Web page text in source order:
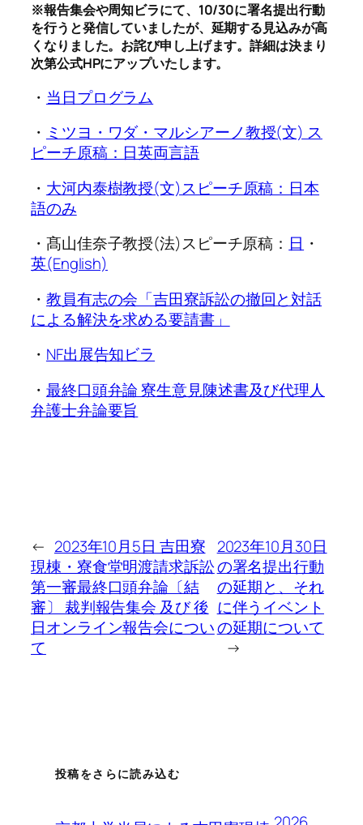
※報告集会や周知ビラにて、10/30に署名提出行動
を行うと発信していましたが、延期する見込みが高
くなりました。お詫び申し上げます。詳細は決まり
次第公式HPにアップいたします。
・ 当日プログラム
・ ミツヨ・ワダ・マルシアーノ教授(文) ス
ピーチ原稿：日英両言語
・ 大河内泰樹教授(文)スピーチ原稿：日本
語のみ
・髙山佳奈子教授(法)スピーチ原稿： 日 ・
英(English)
・ 教員有志の会「吉田寮訴訟の撤回と対話
による解決を求める要請書」
・ NF出展告知ビラ
・ 最終口頭弁論 寮生意見陳述書及び代理人
弁護士弁論要旨
← 2023年10月5日 吉田寮
現棟・寮食堂明渡請求訴訟
第一審最終口頭弁論〔結
審〕 裁判報告集会 及び 後
日オンライン報告会につい
て
2023年10月30日
の署名提出行動
の延期と、それ
に伴うイベント
の延期について
→
投稿をさらに読み込む